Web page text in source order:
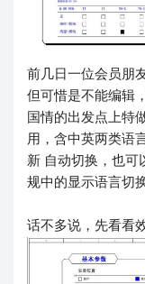
前几日一位会员朋
但可惜是不能编辑
国情的出发点上特
用，含中英两类语
新 自动切换，也可
规中的显示语言切换
话不多说，先看看